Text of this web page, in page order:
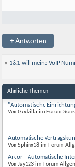
+Antworten
« 1&1 will meine VoIP
Ähnliche Themen
"Automatische
Von Godzilla im Forum
Automatische
Von Sphinx18 im Forum
Arcor - Automatische
Von Jay123 im Forum